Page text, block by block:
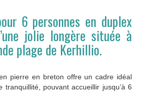
6 personnes en duplex
jolie longère située à
plage de Kerhillio.
pierre en breton offre un cadre idéal
tranquillité, pouvant accueillir jusqu’à 6